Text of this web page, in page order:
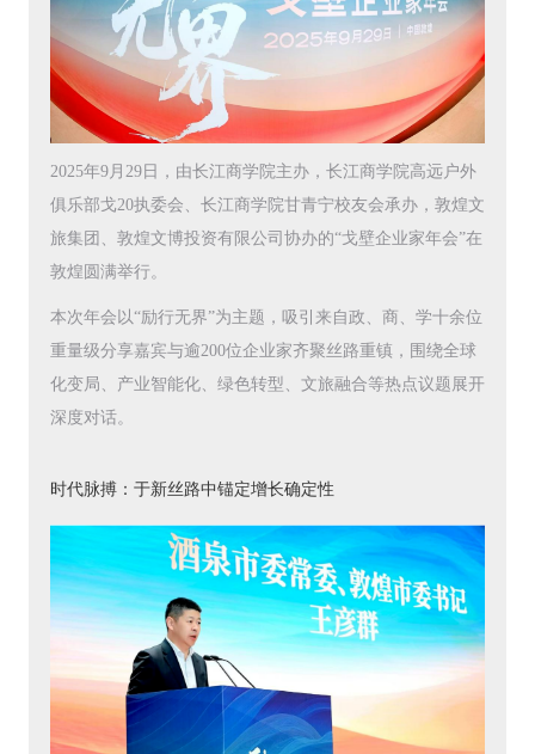
2025年9月29日，由长江商学院主办，长江商学院高远户外
俱乐部戈20执委会、长江商学院甘青宁校友会承办，敦煌文
旅集团、敦煌文博投资有限公司协办的“戈壁企业家年会”在
敦煌圆满举行。
本次年会以“励行无界”为主题，吸引来自政、商、学十余位
重量级分享嘉宾与逾200位企业家齐聚丝路重镇，围绕全球
化变局、产业智能化、绿色转型、文旅融合等热点议题展开
深度对话。
时代脉搏：于新丝路中锚定增长确定性